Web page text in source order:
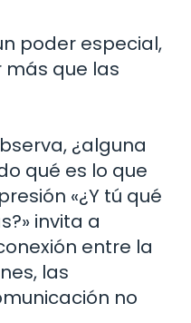
poder especial,
que las
¿alguna
qué es lo que
«¿Y tú qué
invita a
entre la
las
no